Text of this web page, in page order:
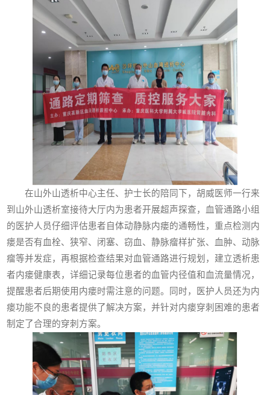
在山外山透析中心主任、护士长的陪同下，胡威医师一行来
到山外山透析室接待大厅内为患者开展超声探查，血管通路小组
的医护人员仔细评估患者自体动静脉内瘘的通畅性，重点检测内
瘘是否有血栓、狭窄、闭塞、窃血、静脉瘤样扩张、血肿、动脉
瘤等并发症，再根据检查结果对血管通路进行规划，建立透析患
者内瘘健康表，详细记录每位患者的血管内径值和血流量情况，
提醒患者后期使用内瘘时需注意的问题。同时，医护人员还为内
瘘功能不良的患者提供了解决方案，并针对内瘘穿刺困难的患者
制定了合理的穿刺方案。